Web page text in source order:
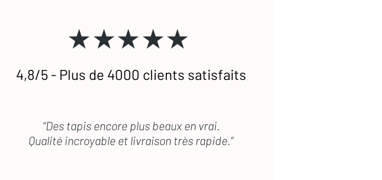
★★★★★
4,8/5 - Plus de 4000 clients satisfaits
“Des tapis encore plus beaux en vrai.
Qualité incroyable et livraison très rapide.”